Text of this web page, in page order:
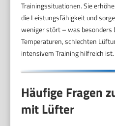
Trainingssituationen. Sie
die Leistungsfähigkeit und
weniger stört – was besonders
Temperaturen, schlechten
intensivem Training hilfreich ist.
Häufige Fragen
mit Lüfter